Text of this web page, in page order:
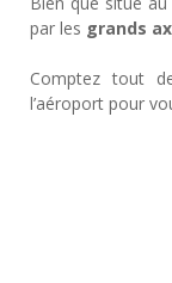
par les grands
Comptez tout
l’aéroport pour